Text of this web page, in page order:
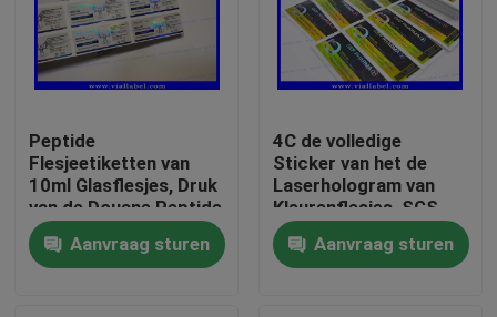
Huis
Producten
Peptide
Flesjeetiketten van
10ml Glasflesjes, Druk
van de Douane Peptide
Sticker
Aanvraag sturen
4C de volledige
Sticker van het de
Laserhologram van
Kleurenflesjes, SGS
die Flessenetiketten
drukkenAanvraag sturen